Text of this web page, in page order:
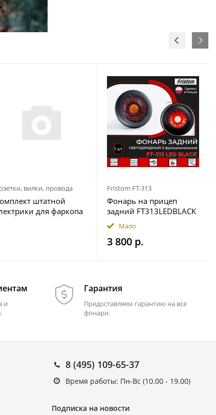
вилки, провода
штатной
для фаркопа
Fristom FT-313
Фонарь на прицеп
задний FT313LEDBLACK
12-36В Fristom
Мало
3 800 р.
и
Гарантия
Предоставляем гарантию на все
фонари.
8 (495) 109-65-37
Время работы: Пн-Вс (10.00 - 19.00)
Подписка на новости